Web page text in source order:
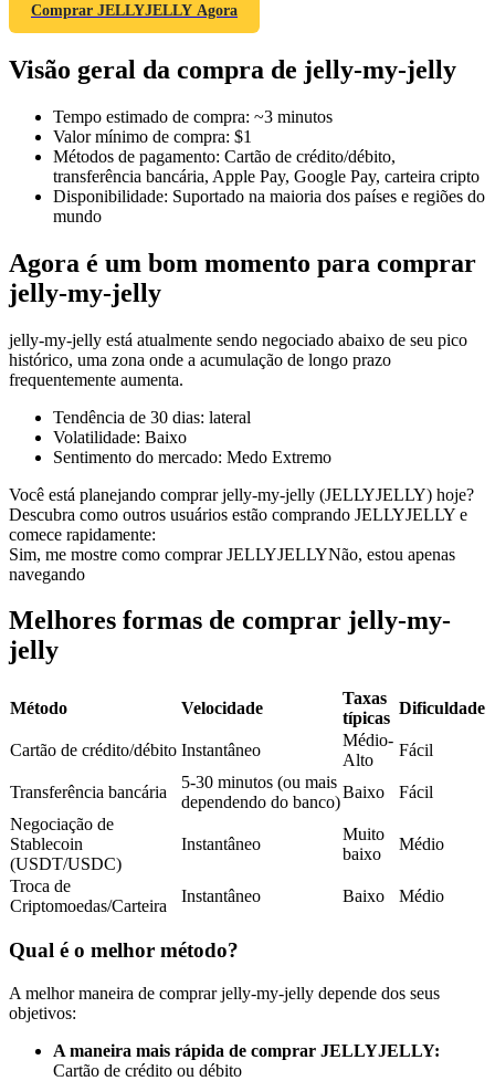
Futuros de criptomoeda
TradFi
Derivativos de ações, câmbio, metais preciosos e commodities
Futuros de USDC
Futuros usando USDC como garantia
Junte-se aos principais traders
Comprar JELLYJELLY Agora
Visão geral da compra de jelly-my-jelly
Tempo estimado de compra: ~3 minutos
Valor mínimo de compra: $1
Métodos de pagamento: Cartão de crédito/débito,
transferência bancária, Apple Pay, Google Pay, carteira cripto
Disponibilidade: Suportado na maioria dos países e regiões do
mundo
Agora é um bom momento para comprar
jelly-my-jelly
jelly-my-jelly está atualmente sendo negociado abaixo de seu pico
histórico, uma zona onde a acumulação de longo prazo
frequentemente aumenta.
Tendência de 30 dias: lateral
Volatilidade: Baixo
Sentimento do mercado: Medo Extremo
Você está planejando comprar jelly-my-jelly (JELLYJELLY) hoje?
Descubra como outros usuários estão comprando JELLYJELLY e
comece rapidamente:
Sim, me mostre como comprar JELLYJELLYNão, estou apenas
navegando
Melhores formas de comprar jelly-my-
jelly
Método Velocidade
Taxas
típicas
Dificuldade
Cartão de crédito/débito Instantâneo
Médio-
Alto
Fácil
Transferência bancária
5-30 minutos (ou mais
dependendo do banco)
Baixo
Fácil
Negociação de
Stablecoin
(USDT/USDC)
Instantâneo
Muito
baixo
Médio
Troca de
Criptomoedas/Carteira
Instantâneo Baixo Médio
Qual é o melhor método?
A melhor maneira de comprar jelly-my-jelly depende dos seus
objetivos:
A maneira mais rápida de comprar JELLYJELLY:
Cartão de crédito ou débito